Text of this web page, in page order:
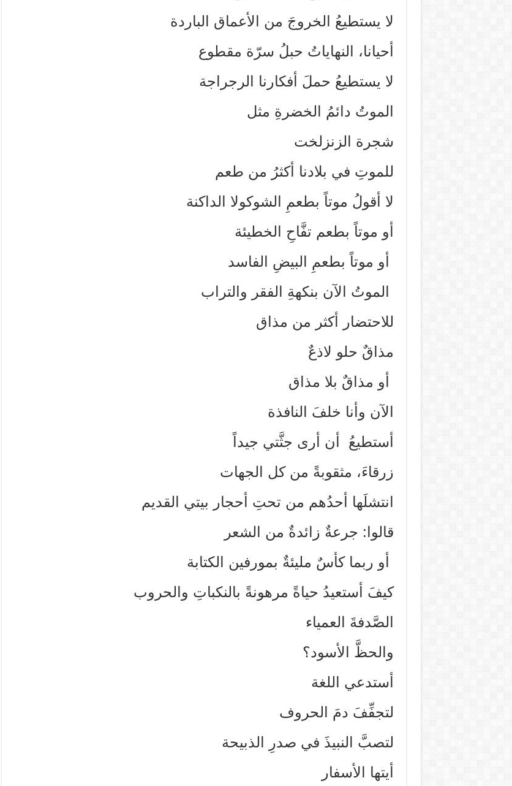
لا يستطيعُ الخروجَ من الأعماق الباردة
أحيانا، النهاياتُ حبلُ سرّة مقطوع
لا يستطيعُ حملَ أفكارنا الرجراجة
الموتُ دائمُ الخضرةِ مثل
شجرة الزنزلخت
للموتِ في بلادنا أكثرُ من طعم
لا أقولُ موتاً بطعمِ الشوكولا الداكنة
أو موتاً بطعم تفَّاحِ الخطيئة
أو موتاً بطعمِ البيضِ الفاسد
الموتُ الآن بنكهةِ الفقر والتراب
للاحتضار أكثر من مذاق
مذاقٌ حلو لاذعٌ
أو مذاقٌ بلا مذاق
الآن وأنا خلفَ النافذة
أستطيعُ أن أرى جثَّتي جيداً
زرقاءَ، مثقوبةً من كل الجهات
انتشلَها أحدُهم من تحتِ أحجار بيتي القديم
قالوا: جرعةٌ زائدةٌ من الشعر
أو ربما كأسٌ مليئةٌ بمورفين الكتابة
كيفَ أستعيدُ حياةً مرهونةً بالنكباتِ والحروب
الصَّدفةَ العمياء
والحظَّ الأسود؟
أستدعي اللغة
لتجفِّفَ دمَ الحروف
لتصبَّ النبيذَ في صدرِ الذبيحة
أيتها الأسفار